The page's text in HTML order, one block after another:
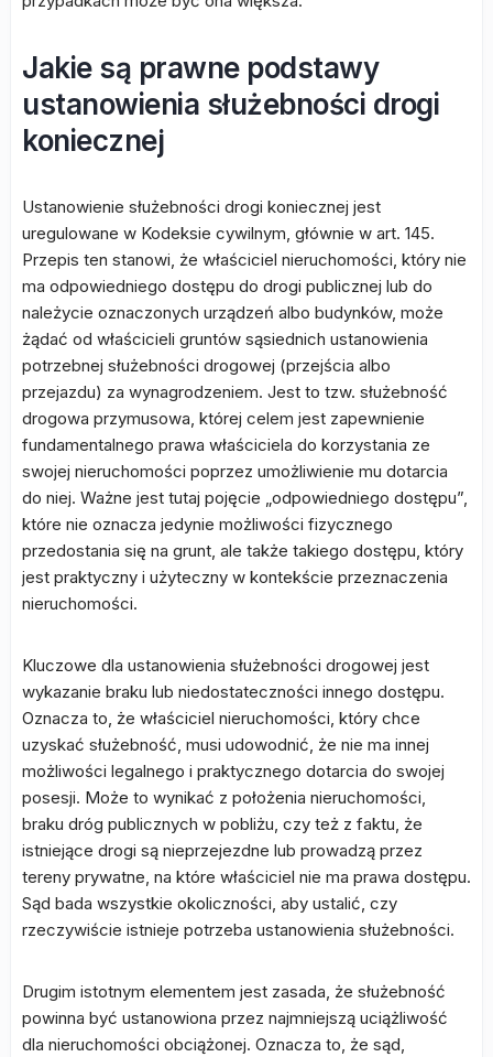
Jakie są prawne podstawy
ustanowienia służebności drogi
koniecznej
Ustanowienie służebności drogi koniecznej jest
uregulowane w Kodeksie cywilnym, głównie w art. 145.
Przepis ten stanowi, że właściciel nieruchomości, który nie
ma odpowiedniego dostępu do drogi publicznej lub do
należycie oznaczonych urządzeń albo budynków, może
żądać od właścicieli gruntów sąsiednich ustanowienia
potrzebnej służebności drogowej (przejścia albo
przejazdu) za wynagrodzeniem. Jest to tzw. służebność
drogowa przymusowa, której celem jest zapewnienie
fundamentalnego prawa właściciela do korzystania ze
swojej nieruchomości poprzez umożliwienie mu dotarcia
do niej. Ważne jest tutaj pojęcie „odpowiedniego dostępu”,
które nie oznacza jedynie możliwości fizycznego
przedostania się na grunt, ale także takiego dostępu, który
jest praktyczny i użyteczny w kontekście przeznaczenia
nieruchomości.
Kluczowe dla ustanowienia służebności drogowej jest
wykazanie braku lub niedostateczności innego dostępu.
Oznacza to, że właściciel nieruchomości, który chce
uzyskać służebność, musi udowodnić, że nie ma innej
możliwości legalnego i praktycznego dotarcia do swojej
posesji. Może to wynikać z położenia nieruchomości,
braku dróg publicznych w pobliżu, czy też z faktu, że
istniejące drogi są nieprzejezdne lub prowadzą przez
tereny prywatne, na które właściciel nie ma prawa dostępu.
Sąd bada wszystkie okoliczności, aby ustalić, czy
rzeczywiście istnieje potrzeba ustanowienia służebności.
Drugim istotnym elementem jest zasada, że służebność
powinna być ustanowiona przez najmniejszą uciążliwość
dla nieruchomości obciążonej. Oznacza to, że sąd,